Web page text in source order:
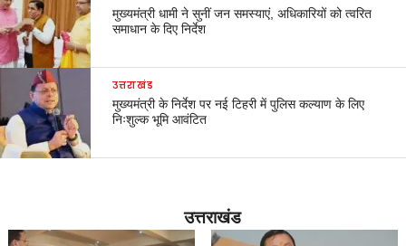
मुख्यमंत्री धामी ने सुनीं जन समस्याएं, अधिकारियों को त्वरित
समाधान के दिए निर्देश
उत्तराखंड
मुख्यमंत्री के निर्देश पर नई टिहरी में पुलिस कल्याण के लिए
निःशुल्क भूमि आवंटित
उत्तराखंड